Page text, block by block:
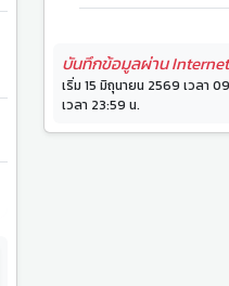
บันทึกข้อมูลผ่าน Internet
เริ่ม 15 มิถุนายน 2569 เวลา
เวลา 23:59 น.